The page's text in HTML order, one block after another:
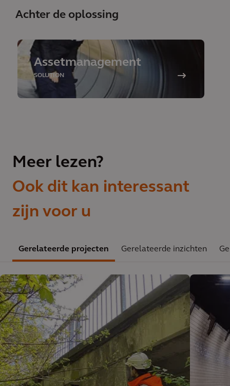
Achter de oplossing
Assetmanagement
SOLUTION
Meer lezen?
Ook dit kan interessant
zijn voor u
Gerelateerde projecten Gerelateerde inzichten